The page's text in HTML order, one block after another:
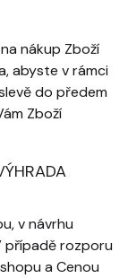
nákup Zboží
abyste v rámci
do předem
Zboží
v návrhu
případě rozporu
a Cenou